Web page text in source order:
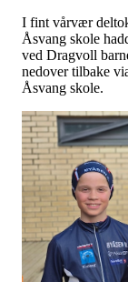
I fint vårvær
Åsvang skole
ved Dragvoll
nedover tilbake
Åsvang skole.